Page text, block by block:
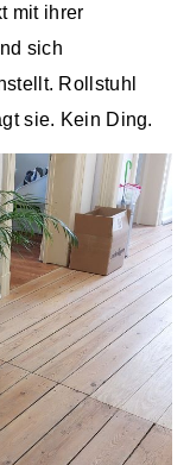
mit ihrer
sich
Rollstuhl
sie. Kein Ding.